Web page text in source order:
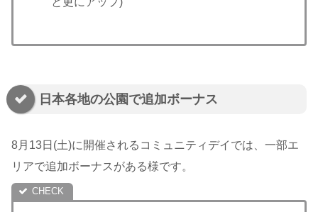
日本各地の公園で追加ボーナス
8月13日(土)に開催されるコミュニティデイでは、一部エ
リアで追加ボーナスがある様です。